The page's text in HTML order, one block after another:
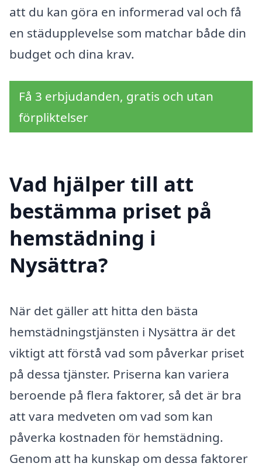
att du kan göra en informerad val och få
en städupplevelse som matchar både din
budget och dina krav.
Få 3 erbjudanden, gratis och utan
förpliktelser
Vad hjälper till att
bestämma priset på
hemstädning i
Nysättra?
När det gäller att hitta den bästa
hemstädningstjänsten i Nysättra är det
viktigt att förstå vad som påverkar priset
på dessa tjänster. Priserna kan variera
beroende på flera faktorer, så det är bra
att vara medveten om vad som kan
påverka kostnaden för hemstädning.
Genom att ha kunskap om dessa faktorer